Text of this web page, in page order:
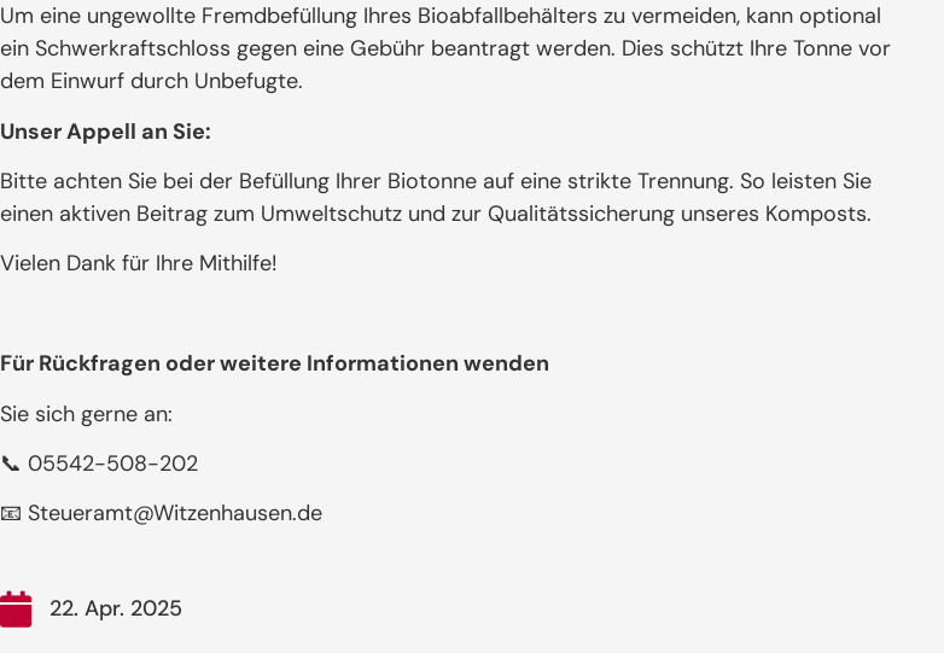
Um eine ungewollte Fremdbefüllung Ihres Bioabfallbehälters zu vermeiden, kann optional
ein Schwerkraftschloss gegen eine Gebühr beantragt werden. Dies schützt Ihre Tonne vor
dem Einwurf durch Unbefugte.
Unser Appell an Sie:
Bitte achten Sie bei der Befüllung Ihrer Biotonne auf eine strikte Trennung. So leisten Sie
einen aktiven Beitrag zum Umweltschutz und zur Qualitätssicherung unseres Komposts.
Vielen Dank für Ihre Mithilfe!
Für Rückfragen oder weitere Informationen wenden
Sie sich gerne an:
📞 05542-508-202
📧 Steueramt@Witzenhausen.de
22. Apr. 2025